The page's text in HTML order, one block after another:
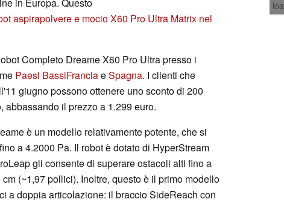
aspirapolvere e mocio X60 Pro Ultra Matrix nel
Completo Dreame X60 Pro Ultra presso i
Paesi BassiFranciaeSpagna. I clienti che
giugno possono ottenere uno sconto di 200
il prezzo a 1.299 euro.
è un modello relativamente potente, che si
a 4.2000 Pa. Il robot è dotato di HyperStream
gli consente di superare ostacoli alti fino a
(~1,97 pollici). Inoltre, questo è il primo modello
a doppia articolazione: il braccio SideReach con